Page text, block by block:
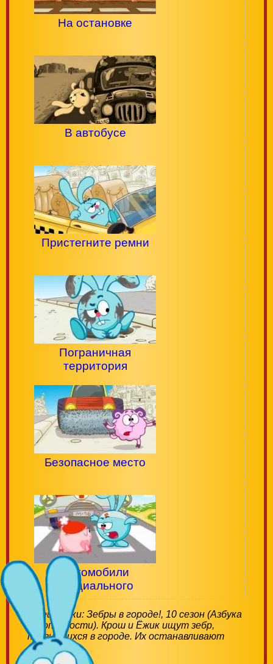
На остановке
В автобусе
Пристегните ремни
Пограничная
территория
Безопасное место
Автомобили
специального
назначения
Смешарики: Зебры в городе!, 10 сезон (Азбука
безопасности). Крош и Ёжик ищут зебр,
появившихся в городе. Их останавливают
слова Пина...